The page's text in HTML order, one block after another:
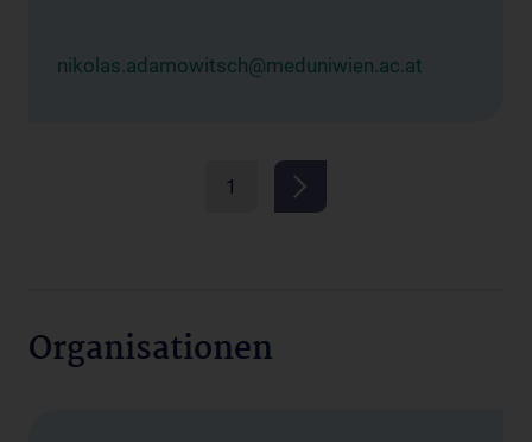
nikolas.adamowitsch@meduniwien.ac.at
1
Organisationen